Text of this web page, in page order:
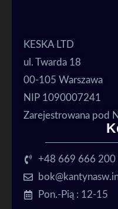
KESKA LTD
ul. Twarda 18
00-105 Warszawa
NIP 1090007241
Zarejestrowana pod
+48 669 666 200
Pon.-Pią : 12-15